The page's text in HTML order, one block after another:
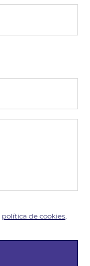
política de cookies.